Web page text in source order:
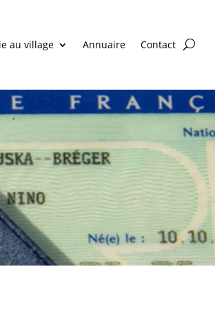
au village Annuaire Contact